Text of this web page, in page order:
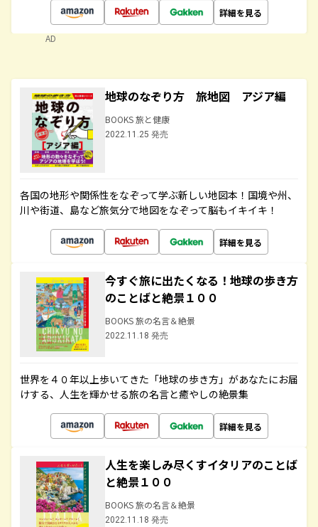
詳細を見る
AD
地球のなぞり方 旅地図 アジア編
BOOKS 旅と健康
2022.11.25 発売
各国の地形や関係性をなぞって学ぶ新しい地図本！国境や州、
川や街道、島など旅気分で地図をなぞって脳もイキイキ！
詳細を見る
今すぐ旅に出たくなる！地球の歩き方
のことばと絶景１００
BOOKS 旅の名言＆絶景
2022.11.18 発売
世界を４０年以上歩いてきた「地球の歩き方」があなたにお届
けする、人生を輝かせる旅の名言と癒やしの絶景集
詳細を見る
人生を楽しみ尽くすイタリアのことば
と絶景１００
BOOKS 旅の名言＆絶景
2022.11.18 発売